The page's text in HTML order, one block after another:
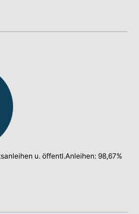
u. öffentl.Anleihen: 98,67%